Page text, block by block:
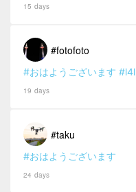
15 days
#fotofoto
#おはようございます #l4l
19 days
#taku
#おはようございます
24 days